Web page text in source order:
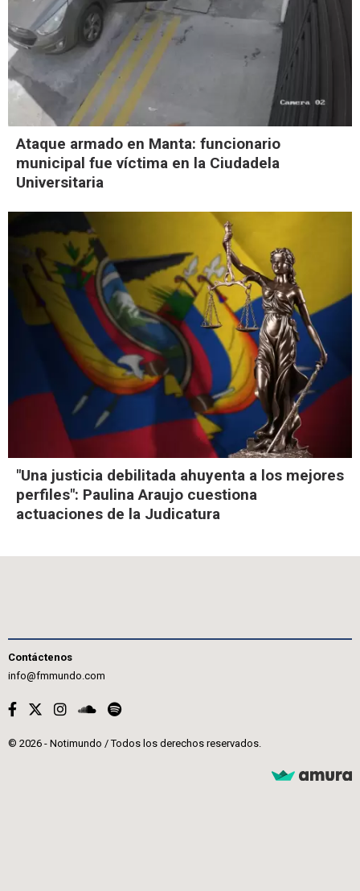
Ataque armado en Manta: funcionario
municipal fue víctima en la Ciudadela
Universitaria
"Una justicia debilitada ahuyenta a los mejores
perfiles": Paulina Araujo cuestiona
actuaciones de la Judicatura
Contáctenos
info@fmmundo.com
© 2026 - Notimundo / Todos los derechos reservados.